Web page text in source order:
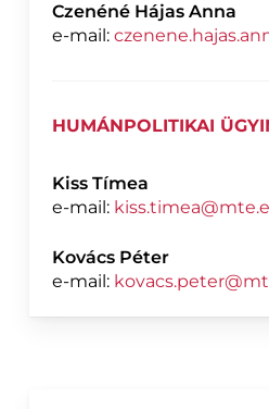
Czenéné Hájas Anna
e-mail:
HUMÁNPOLITIKAI
Kiss Tímea
e-mail:
Kovács Péter
e-mail: